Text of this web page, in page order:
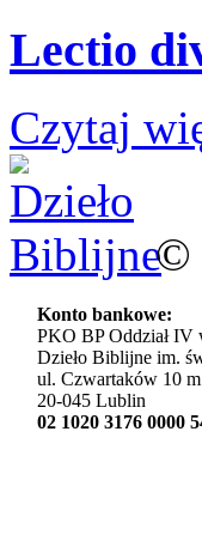
Lectio
Czytaj
©
Konto bankowe:
PKO BP Oddział IV
Dzieło Biblijne im.
ul. Czwartaków 10
20-045 Lublin
02 1020 3176 0000